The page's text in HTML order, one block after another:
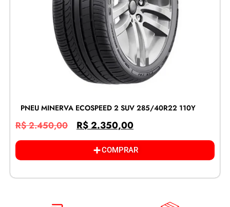
PNEU MINERVA ECOSPEED 2 SUV 285/40R22 110Y
R$2.450,00 R$2.350,00
COMPRAR